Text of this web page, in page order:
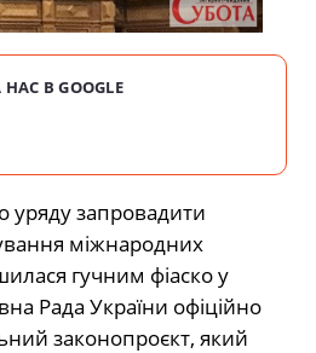
В GOOGLE
уряду запровадити
міжнародних
гучним фіаско у
Рада України офіційно
законопроєкт, який